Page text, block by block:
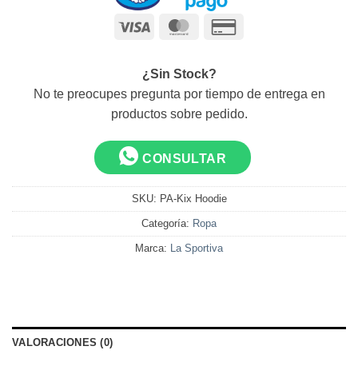
Visa MasterCard
¿Sin Stock?
No te preocupes pregunta por tiempo de entrega en
productos sobre pedido.
CONSULTAR
SKU: PA-Kix Hoodie
Categoría: Ropa
Marca: La Sportiva
VALORACIONES (0)